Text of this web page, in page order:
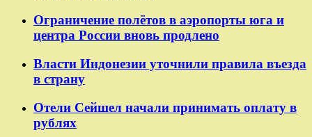
Ограничение полётов в аэропорты юга и
центра России вновь продлено
Власти Индонезии уточнили правила въезда
в страну
Отели Сейшел начали принимать оплату в
рублях